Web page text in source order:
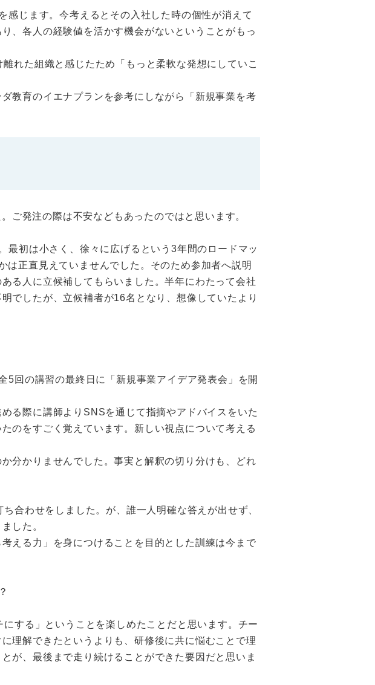
感じます。今考えるとその入社した時の個性が消えて
、各人の経験値を活かす機会がないということがもっ
れた組織と感じたため「もっと柔軟な発想にしていこ
教育のイエナプランを参考にしながら「新規事業を考
ご発注の際は不安などもあったのではと思います。
最初は小さく、徐々に広げるという3年間のロードマッ
正直見えていませんでした。そのため参加者へ説明
る人に立候補してもらいました。半年にわたって会社
でしたが、立候補者が16名となり、想像していたより
5回の講習の最終日に「新規事業アイデア発表会」を開
る際に講師よりSNSを通じて指摘やアドバイスをいた
のをすごく覚えています。新しい視点について考える
分かりませんでした。事実と解釈の切り分けも、どれ
合わせをしました。が、誰一人明確な答えが出せず、
した。
える力」を身につけることを目的とした訓練は今まで
する」ということを楽しめたことだと思います。チー
理解できたというよりも、研修後に共に悩むことで理
が、最後まで走り続けることができた要因だと思いま